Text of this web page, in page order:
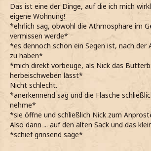
Das ist eine der Dinge, auf die ich mich
eigene Wohnung!
*ehrlich sag, obwohl die Athmosphäre im
vermissen werde*
*es dennoch schon ein Segen ist, nach der
zu haben*
*mich direkt vorbeuge, als Nick das
herbeischweben lässt*
Nicht schlecht.
*anerkennend sag und die Flasche
nehme*
*sie öffne und schließlich Nick zum
Also dann ... auf den alten Sack und das
*schief grinsend sage*